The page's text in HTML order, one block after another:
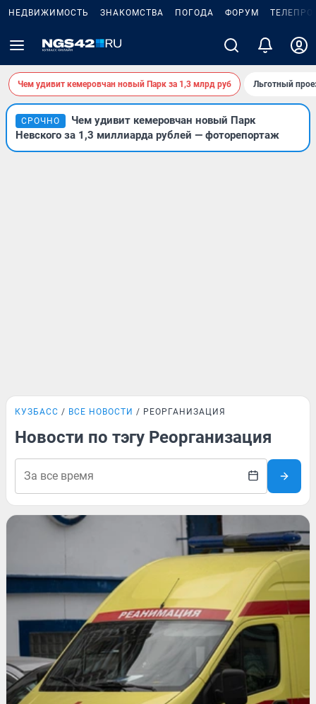
НЕДВИЖИМОСТЬ ЗНАКОМСТВА ПОГОДА ФОРУМ
Чем удивит кемеровчан новый Парк за 1,3 млрд руб Льготный
СРОЧНО
Чем удивит кемеровчан новый Парк
Невского за 1,3 миллиарда рублей — фоторепортаж
КУЗБАСС ВСЕ НОВОСТИ РЕОРГАНИЗАЦИЯ
Новости по тэгу Реорганизация